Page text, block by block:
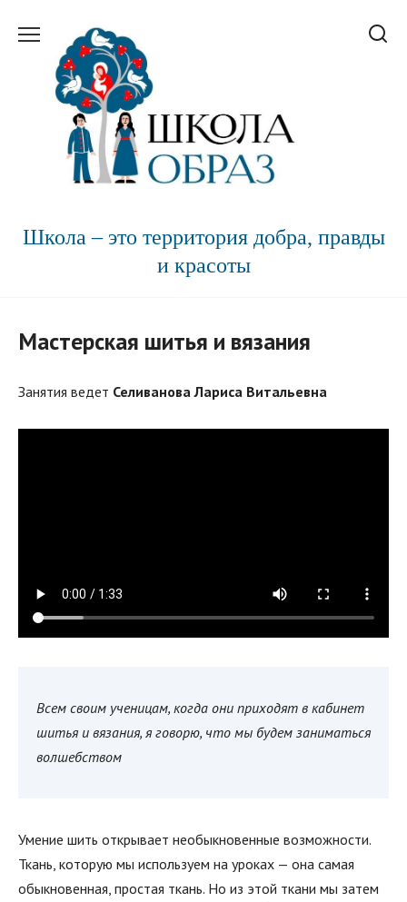
содержанию
Школа – это территория добра, правды
и красоты
Мастерская шитья и вязания
Занятия ведет Селиванова Лариса Витальевна
Всем своим ученицам, когда они приходят в кабинет
шитья и вязания, я говорю, что мы будем заниматься
волшебством
Умение шить открывает необыкновенные возможности.
Ткань, которую мы используем на уроках — она самая
обыкновенная, простая ткань. Но из этой ткани мы затем